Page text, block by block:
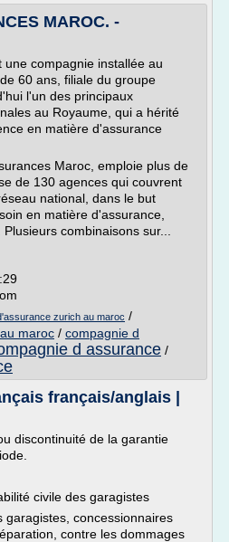
MAROC. -
une compagnie installée au
60 ans, filiale du groupe
l'un des principaux
au Royaume, qui a hérité
en matière d'assurance
Maroc, emploie plus de
de 130 agences qui couvrent
national, dans le but
en matière d'assurance,
combinaisons sur...
zurich au maroc /
maroc / compagnie d
d assurance /
français/anglais |
discontinuité de la garantie
civile des garagistes
garagistes, concessionnaires
contre les dommages